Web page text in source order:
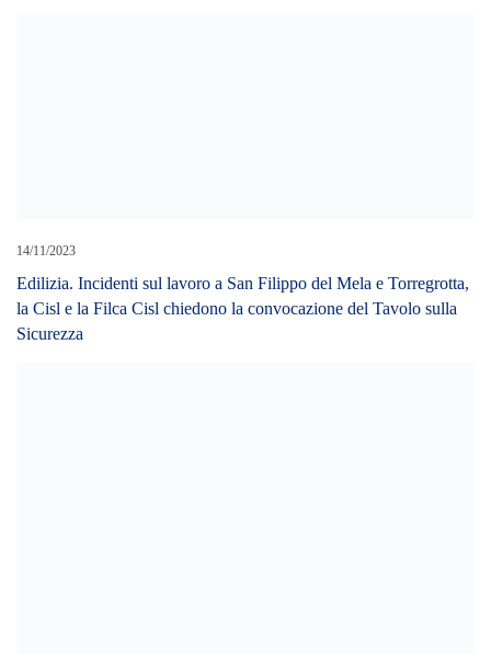
14/11/2023
Edilizia. Incidenti sul lavoro a San Filippo del Mela e Torregrotta,
la Cisl e la Filca Cisl chiedono la convocazione del Tavolo sulla
Sicurezza